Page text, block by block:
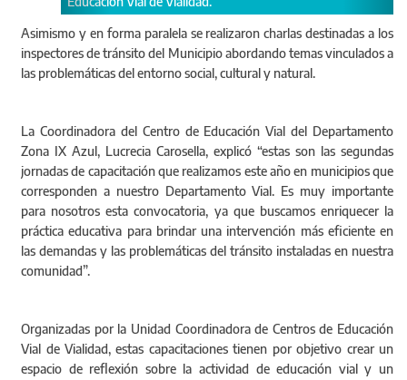
Asimismo y en forma paralela se realizaron charlas destinadas a los
inspectores de tránsito del Municipio abordando temas vinculados a
las problemáticas del entorno social, cultural y natural.
La Coordinadora del Centro de Educación Vial del Departamento
Zona IX Azul, Lucrecia Carosella, explicó “estas son las segundas
jornadas de capacitación que realizamos este año en municipios que
corresponden a nuestro Departamento Vial. Es muy importante
para nosotros esta convocatoria, ya que buscamos enriquecer la
práctica educativa para brindar una intervención más eficiente en
las demandas y las problemáticas del tránsito instaladas en nuestra
comunidad”.
Organizadas por la Unidad Coordinadora de Centros de Educación
Vial de Vialidad, estas capacitaciones tienen por objetivo crear un
espacio de reflexión sobre la actividad de educación vial y un